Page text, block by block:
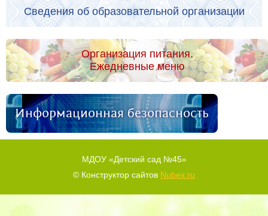
Сведения об образовательной организации
Организация питания.
Ежедневные меню
Информационная безопасность
МДОУ «Детский сад №45»
© Конструктор сайтов Nubex.ru